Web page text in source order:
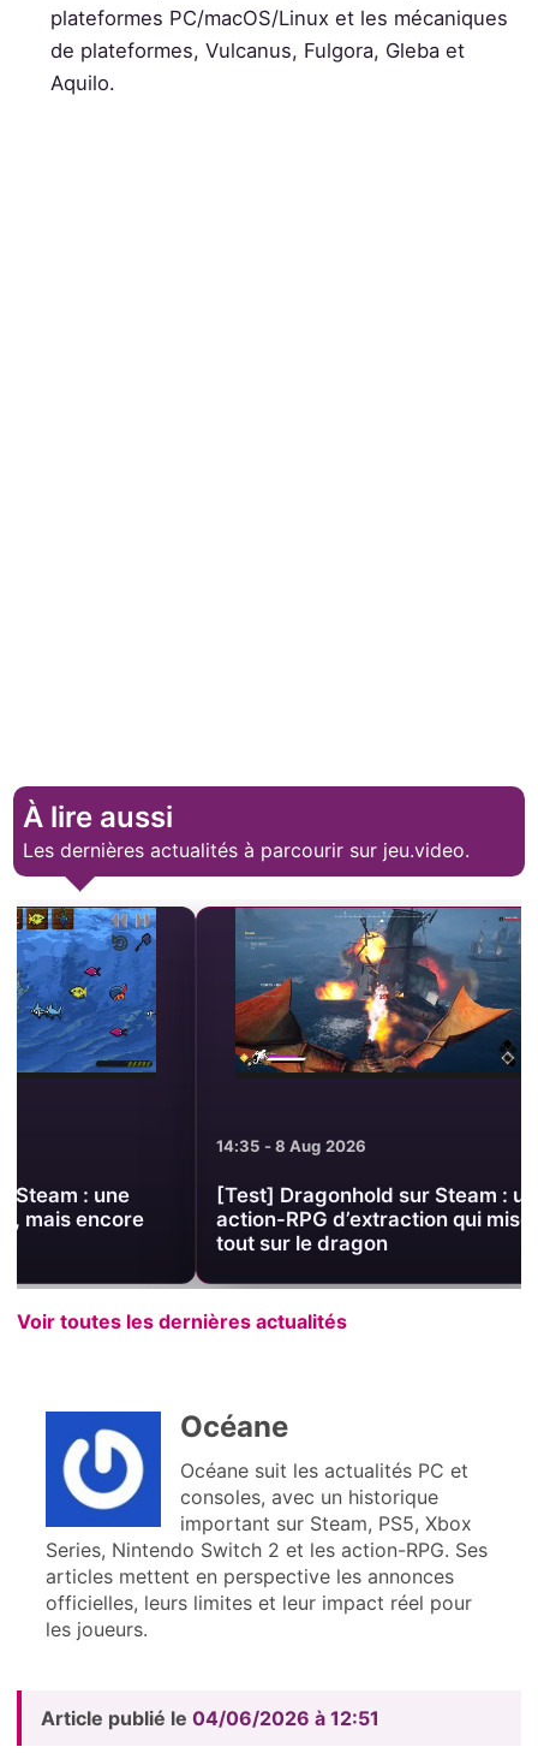
plateformes PC/macOS/Linux et les mécaniques
de plateformes, Vulcanus, Fulgora, Gleba et
Aquilo.
À lire aussi
Les dernières actualités à parcourir sur jeu.video.
[Test] Dragonhold sur Steam : un
action-RPG d’extraction qui mise
[Test] Alice
sur PC : un
Voir toutes les dernières actualités
Océane
Océane suit les actualités PC et
consoles, avec un historique
important sur Steam, PS5, Xbox
Series, Nintendo Switch 2 et les action-RPG. Ses
articles mettent en perspective les annonces
officielles, leurs limites et leur impact réel pour
les joueurs.
Article publié le 04/06/2026 à 12:51